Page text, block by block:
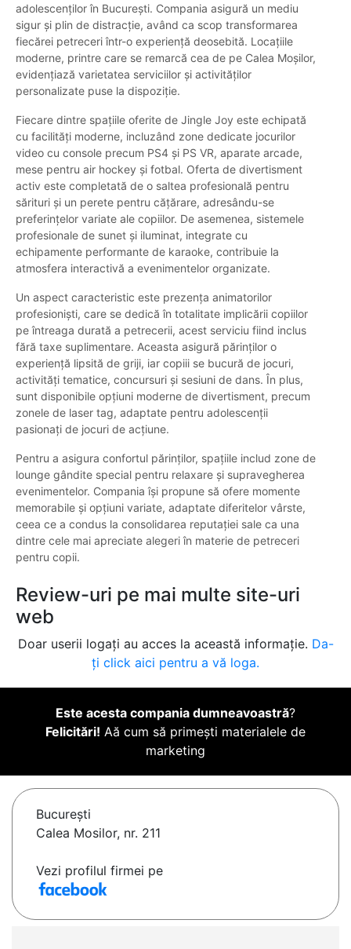
adolescenților în București. Compania asigură un mediu
sigur și plin de distracție, având ca scop transformarea
fiecărei petreceri într-o experiență deosebită. Locațiile
moderne, printre care se remarcă cea de pe Calea Moșilor,
evidențiază varietatea serviciilor și activităților
personalizate puse la dispoziție.
Fiecare dintre spațiile oferite de Jingle Joy este echipată
cu facilități moderne, incluzând zone dedicate jocurilor
video cu console precum PS4 și PS VR, aparate arcade,
mese pentru air hockey și fotbal. Oferta de divertisment
activ este completată de o saltea profesională pentru
sărituri și un perete pentru cățărare, adresându-se
preferințelor variate ale copiilor. De asemenea, sistemele
profesionale de sunet și iluminat, integrate cu
echipamente performante de karaoke, contribuie la
atmosfera interactivă a evenimentelor organizate.
Un aspect caracteristic este prezența animatorilor
profesioniști, care se dedică în totalitate implicării copiilor
pe întreaga durată a petrecerii, acest serviciu fiind inclus
fără taxe suplimentare. Aceasta asigură părinților o
experiență lipsită de griji, iar copiii se bucură de jocuri,
activități tematice, concursuri și sesiuni de dans. În plus,
sunt disponibile opțiuni moderne de divertisment, precum
zonele de laser tag, adaptate pentru adolescenții
pasionați de jocuri de acțiune.
Pentru a asigura confortul părinților, spațiile includ zone de
lounge gândite special pentru relaxare și supravegherea
evenimentelor. Compania își propune să ofere momente
memorabile și opțiuni variate, adaptate diferitelor vârste,
ceea ce a condus la consolidarea reputației sale ca una
dintre cele mai apreciate alegeri în materie de petreceri
pentru copii.
Review-uri pe mai multe site-uri
web
Doar userii logați au acces la această informație. Da-
ți click aici pentru a vă loga.
Este acesta compania dumneavoastră?
Felicitări! Aă cum să primești materialele de
marketing
Bucureşti
Calea Mosilor, nr. 211
Vezi profilul firmei pe